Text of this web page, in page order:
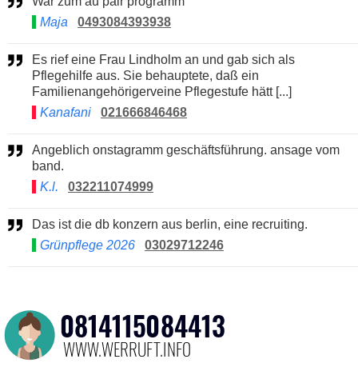
Maja
0493084393938
Es rief eine Frau Lindholm an und gab sich als
Pflegehilfe aus. Sie behauptete, daß ein
Familienangehörigerveine Pflegestufe hätt [...]
Kanafani
021666846468
Angeblich onstagramm geschäftsführung. ansage vom
band.
K.l.
032211074999
Das ist die db konzern aus berlin, eine recruiting.
Grünpflege 2026
03029712246